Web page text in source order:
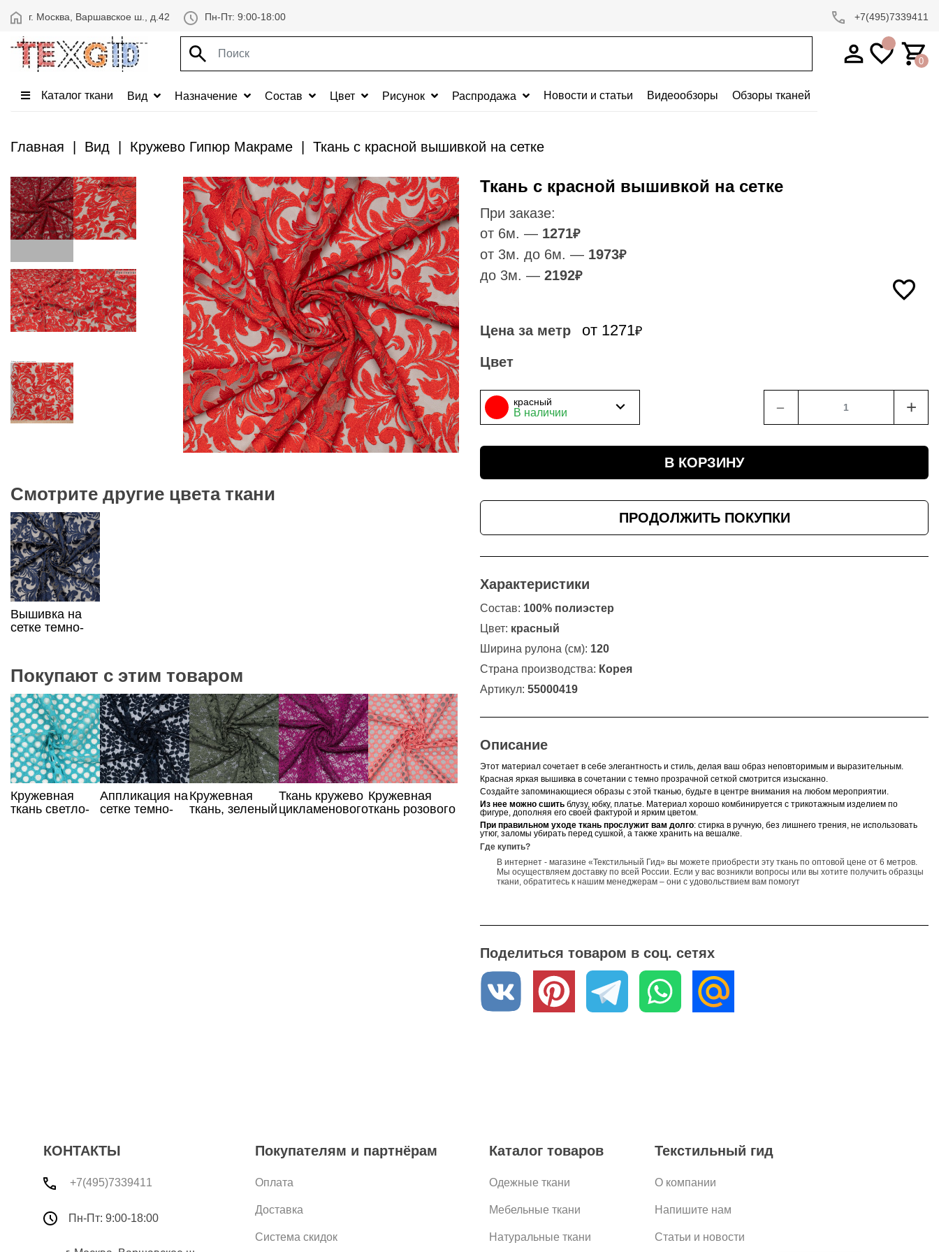
г. Москва, Варшавское ш., д.42 Пн-Пт: 9:00-18:00 +7(495)7339411
0
Каталог ткани Вид Назначение Состав Цвет Рисунок Распродажа Новости и статьи Видеообзоры Обзоры тканей
Главная Вид Кружево Гипюр Макраме Ткань с красной вышивкой на сетке
Ткань с красной вышивкой на сетке
При заказе:
от 6м. — 1271₽
от 3м. до 6м. — 1973₽
до 3м. — 2192₽
Цена за метр от 1271₽
Цвет
красный
В наличии ﹣ +
В КОРЗИНУ
ПРОДОЛЖИТЬ ПОКУПКИ
Характеристики
Состав: 100% полиэстер
Цвет: красный
Ширина рулона (см): 120
Страна производства: Корея
Артикул: 55000419
Описание
Этот материал сочетает в себе элегантность и стиль, делая ваш образ неповторимым и выразительным.
Красная яркая вышивка в сочетании с темно прозрачной сеткой смотрится изысканно.
Создайте запоминающиеся образы с этой тканью, будьте в центре внимания на любом мероприятии.
Из нее можно сшить блузу, юбку, платье. Материал хорошо комбинируется с трикотажным изделием по
фигуре, дополняя его своей фактурой и ярким цветом.
При правильном уходе ткань прослужит вам долго: стирка в ручную, без лишнего трения, не использовать
утюг, заломы убирать перед сушкой, а также хранить на вешалке.
Где купить?
В интернет - магазине «Текстильный Гид» вы можете приобрести эту ткань по оптовой цене от 6 метров.
Мы осуществляем доставку по всей России. Если у вас возникли вопросы или вы хотите получить образцы
ткани, обратитесь к нашим менеджерам – они с удовольствием вам помогут
Поделиться товаром в соц. сетях
Смотрите другие цвета ткани
Вышивка на
сетке темно-
Покупают с этим товаром
Кружевная
ткань светло-
Аппликация на
сетке темно-
Кружевная
ткань, зеленый
Ткань кружево
цикламенового
Кружевная
ткань розового
КОНТАКТЫ
+7(495)7339411
Пн-Пт: 9:00-18:00
Покупателям и партнёрам
Оплата
Доставка
Система скидок
Каталог товаров
Одежные ткани
Мебельные ткани
Натуральные ткани
Текстильный гид
О компании
Напишите нам
Статьи и новости